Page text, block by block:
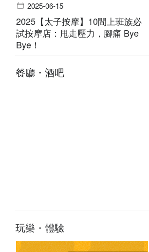
2025-06-15
2025【太子按摩】10間上班族必
試按摩店：甩走壓力，腳痛 Bye
Bye！
餐廳・酒吧
玩樂・體驗